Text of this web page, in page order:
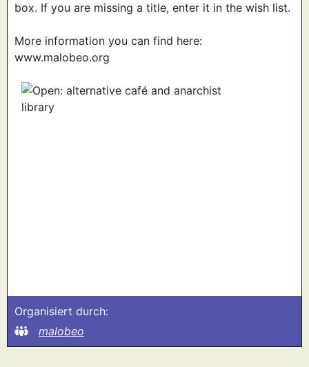
box. If you are missing a title, enter it in the wish list.
More information you can find here:
www.malobeo.org
Organisiert durch:
malobeo